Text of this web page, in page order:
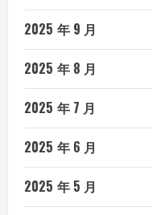
2025 年 9 月
2025 年 8 月
2025 年 7 月
2025 年 6 月
2025 年 5 月